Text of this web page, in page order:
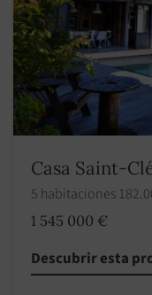
Casa Saint-
5 habitaciones
1 545 000 €
Descubrir esta